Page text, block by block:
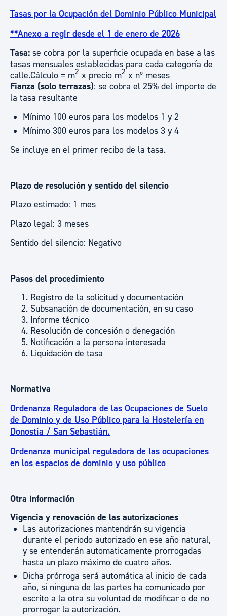
Tasas por la Ocupación del Dominio Público Municipal
**Anexo a regir desde el 1 de enero de 2026
Tasa: se cobra por la superficie ocupada en base a las
tasas mensuales establecidas para cada categoría de
calle.Cálculo = m2 x precio m2 x nº meses
Fianza (solo terrazas): se cobra el 25% del importe de
la tasa resultante
Mínimo 100 euros para los modelos 1 y 2
Mínimo 300 euros para los modelos 3 y 4
Se incluye en el primer recibo de la tasa.
Plazo de resolución y sentido del silencio
Plazo estimado: 1 mes
Plazo legal: 3 meses
Sentido del silencio: Negativo
Pasos del procedimiento
Registro de la solicitud y documentación
Subsanación de documentación, en su caso
Informe técnico
Resolución de concesión o denegación
Notificación a la persona interesada
Liquidación de tasa
Normativa
Ordenanza Reguladora de las Ocupaciones de Suelo
de Dominio y de Uso Público para la Hostelería en
Donostia / San Sebastián.
Ordenanza municipal reguladora de las ocupaciones
en los espacios de dominio y uso público
Otra información
Vigencia y renovación de las autorizaciones
Las autorizaciones mantendrán su vigencia
durante el periodo autorizado en ese año natural,
y se entenderán automaticamente prorrogadas
hasta un plazo máximo de cuatro años.
Dicha prórroga será automática al inicio de cada
año, si ninguna de las partes ha comunicado por
escrito a la otra su voluntad de modificar o de no
prorrogar la autorización.